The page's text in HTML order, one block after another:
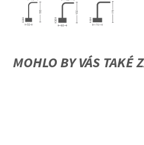
MOHLO BY VÁS TAKÉ